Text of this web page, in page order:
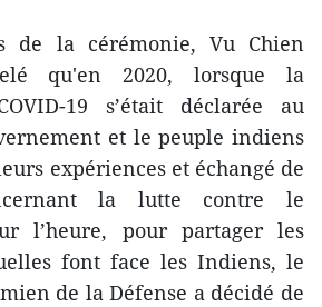
de la cérémonie, Vu Chien
qu'en 2020, lorsque la
19 s’était déclarée au
et le peuple indiens
expériences et échangé de
la lutte contre le
l’heure, pour partager les
font face les Indiens, le
de la Défense a décidé de